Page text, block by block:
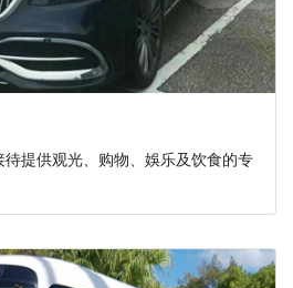
提供观光、购物、娛乐及饮食的专